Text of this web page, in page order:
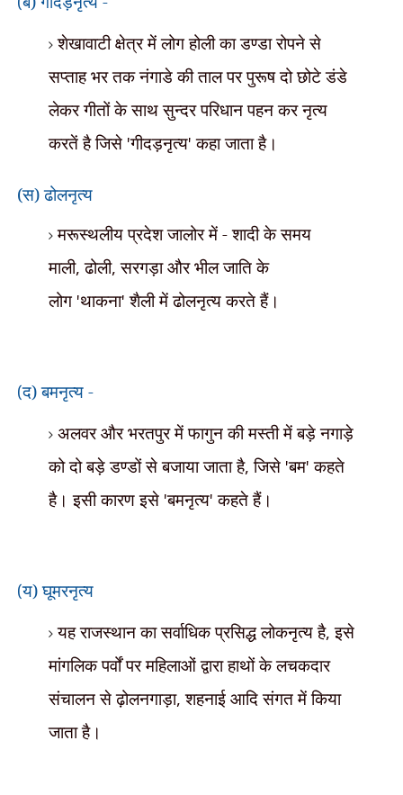
शेखावाटी क्षेत्र में लोग होली का डण्डा रोपने से
सप्ताह भर तक नंगाडे की ताल परपुरूष दो छोटे डंडे
लेकर गीतों के साथ सुन्दर परिधानपहन कर नृत्य
करतें है जिसे 'गीदड़नृत्य'कहा जाता है।
(स) ढोलनृत्य
मरूस्थलीय प्रदेश जालोर में - शादी के समय
माली,ढोली,सरगड़ा और भील जाति के
लोग 'थाकना'शैली में ढोलनृत्य करते हैं।
(द) बमनृत्य -
अलवर और भरतपुर में फागुन की मस्ती में बड़े नगाड़े
को दो बड़े डण्डों से बजाया जाता है,जिसे 'बम'कहते
है। इसी कारण इसे 'बमनृत्य'कहतेहैं।
(य) घूमरनृत्य
यह राजस्थान का सर्वाधिक प्रसिद्ध लोकनृत्य है,इसे
मांगलिक पर्वों पर महिलाओं द्वारा हाथों के लचकदार
संचालन से ढ़ोलनगाड़ा,शहनाई आदि संगत में किया
जाता है।